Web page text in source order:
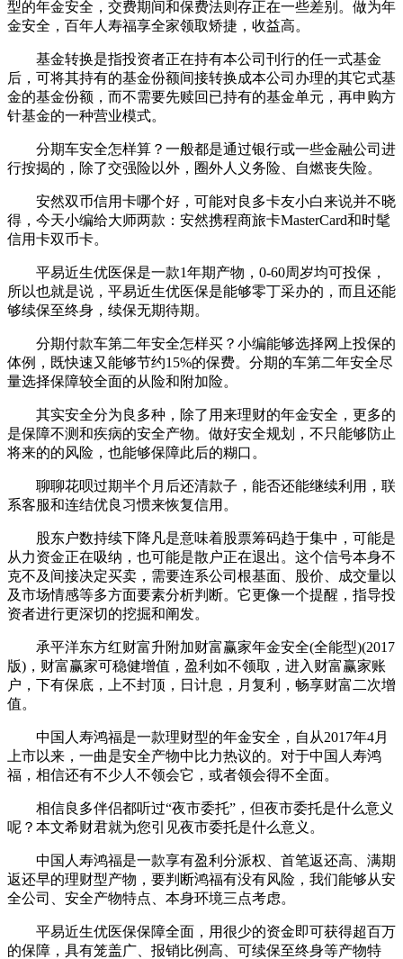
型的年金安全，交费期间和保费法则存正在一些差别。做为年
金安全，百年人寿福享全家领取矫捷，收益高。
基金转换是指投资者正在持有本公司刊行的任一式基金
后，可将其持有的基金份额间接转换成本公司办理的其它式基
金的基金份额，而不需要先赎回已持有的基金单元，再申购方
针基金的一种营业模式。
分期车安全怎样算？一般都是通过银行或一些金融公司进
行按揭的，除了交强险以外，圈外人义务险、自燃丧失险。
安然双币信用卡哪个好，可能对良多卡友小白来说并不晓
得，今天小编给大师两款：安然携程商旅卡MasterCard和时髦
信用卡双币卡。
平易近生优医保是一款1年期产物，0-60周岁均可投保，
所以也就是说，平易近生优医保是能够零丁采办的，而且还能
够续保至终身，续保无期待期。
分期付款车第二年安全怎样买？小编能够选择网上投保的
体例，既快速又能够节约15%的保费。分期的车第二年安全尽
量选择保障较全面的从险和附加险。
其实安全分为良多种，除了用来理财的年金安全，更多的
是保障不测和疾病的安全产物。做好安全规划，不只能够防止
将来的的风险，也能够保障此后的糊口。
聊聊花呗过期半个月后还清款子，能否还能继续利用，联
系客服和连结优良习惯来恢复信用。
股东户数持续下降凡是意味着股票筹码趋于集中，可能是
从力资金正在吸纳，也可能是散户正在退出。这个信号本身不
克不及间接决定买卖，需要连系公司根基面、股价、成交量以
及市场情感等多方面要素分析判断。它更像一个提醒，指导投
资者进行更深切的挖掘和阐发。
承平洋东方红财富升附加财富赢家年金安全(全能型)(2017
版)，财富赢家可稳健增值，盈利如不领取，进入财富赢家账
户，下有保底，上不封顶，日计息，月复利，畅享财富二次增
值。
中国人寿鸿福是一款理财型的年金安全，自从2017年4月
上市以来，一曲是安全产物中比力热议的。对于中国人寿鸿
福，相信还有不少人不领会它，或者领会得不全面。
相信良多伴侣都听过“夜市委托”，但夜市委托是什么意义
呢？本文希财君就为您引见夜市委托是什么意义。
中国人寿鸿福是一款享有盈利分派权、首笔返还高、满期
返还早的理财型产物，要判断鸿福有没有风险，我们能够从安
全公司、安全产物特点、本身环境三点考虑。
平易近生优医保保障全面，用很少的资金即可获得超百万
的保障，具有笼盖广、报销比例高、可续保至终身等产物特